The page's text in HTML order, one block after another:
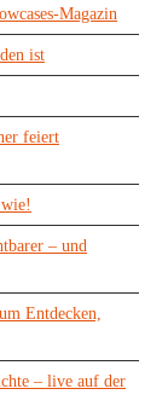
Magazin
ist
feiert
– und
Entdecken,
– live auf der